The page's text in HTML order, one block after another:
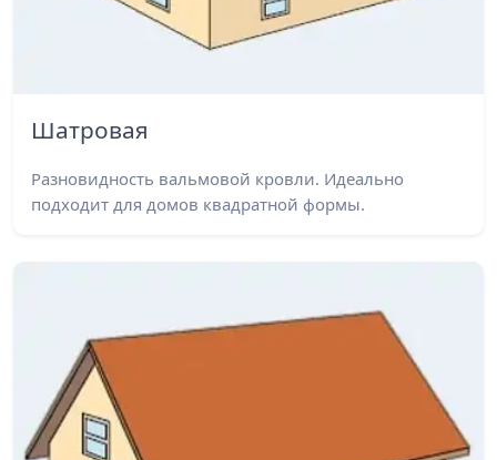
Шатровая
Разновидность вальмовой кровли. Идеально
подходит для домов квадратной формы.